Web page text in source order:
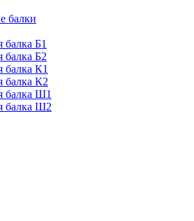
балки
балка Б1
балка Б2
балка К1
балка К2
балка Ш1
балка Ш2